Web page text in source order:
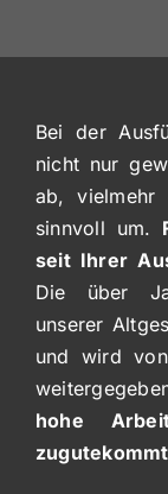
Bei der
nicht nur
ab, vielmehr
sinnvoll um.
seit Ihrer
Die über
unserer
und wird
hohe
zugutekommt